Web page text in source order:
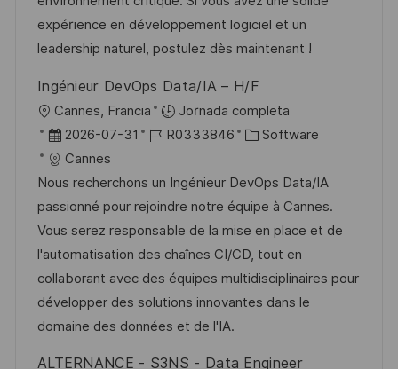
n p
u
l
i
c
a
c
i
ó
n
l
e
í
a
expérience en développement logiciel et un
leadership naturel, postulez dès maintenant !
Ingénieur DevOps Data/IA – H/F
U
b
c
a
c
i
ó
n
Cannes, Francia
Jornada completa
F
e
c
h
a
d
e
p
u
2026-07-31
I
d
e
e
m
p
l
e
R0333846
C
t
e
g
o
r
í
Software
Cannes
Nous recherchons un Ingénieur DevOps Data/IA
passionné pour rejoindre notre équipe à Cannes.
Vous serez responsable de la mise en place et de
l'automatisation des chaînes CI/CD, tout en
collaborant avec des équipes multidisciplinaires pour
développer des solutions innovantes dans le
domaine des données et de l'IA.
ALTERNANCE - S3NS - Data Engineer